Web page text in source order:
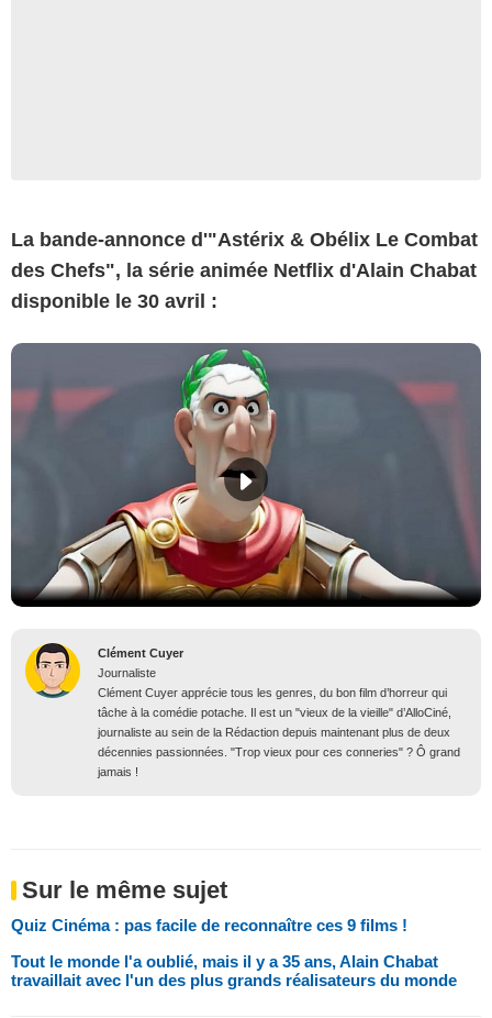
La bande-annonce d'"Astérix & Obélix Le Combat
des Chefs", la série animée Netflix d'Alain Chabat
disponible le 30 avril :
Clément Cuyer
Journaliste
Clément Cuyer apprécie tous les genres, du bon film d’horreur qui
tâche à la comédie potache. Il est un "vieux de la vieille" d’AlloCiné,
journaliste au sein de la Rédaction depuis maintenant plus de deux
décennies passionnées. "Trop vieux pour ces conneries" ? Ô grand
jamais !
Sur le même sujet
Quiz Cinéma : pas facile de reconnaître ces 9 films !
Tout le monde l'a oublié, mais il y a 35 ans, Alain Chabat
travaillait avec l'un des plus grands réalisateurs du monde